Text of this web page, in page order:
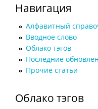
Навигация
Алфавитный
Вводное слово
Облако тэгов
Последние
Прочие статьи
Облако тэгов